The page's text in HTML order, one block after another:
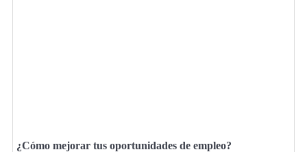
¿Cómo mejorar tus oportunidades de empleo?